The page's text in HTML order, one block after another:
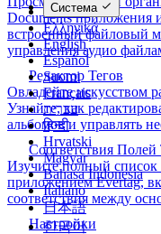
Deutsch
Ελληνικά
English
Español
Suomi
Français
עברית
हिन्दी
Hrvatski
Magyar
Bahasa Indonesia
Italiano
日本語
한국어
Система
Documents приложения
встроенный файловый
управления аудио
Редактор Тегов
Овладейте искусством
Узнайте, как
альбомов и управлять
Соответствия Полей
Изучите полный список
приложением Evertag,
соответствия между
Настройки